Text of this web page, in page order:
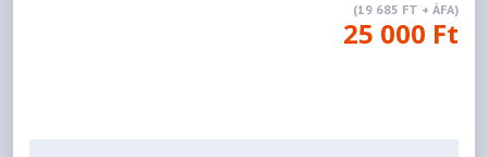
(19 685 FT + ÁFA)
25 000 Ft